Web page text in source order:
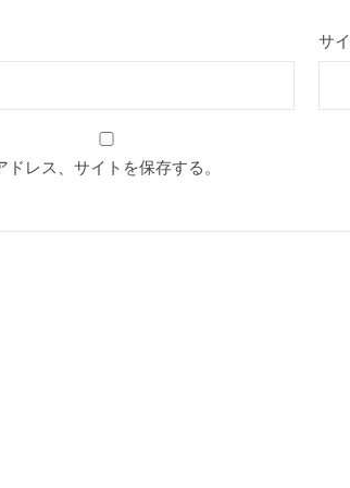
サ
レス、サイトを保存する。